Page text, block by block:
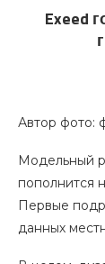
Exeed
Автор фото:
Модельный
пополнится
Первые
данных